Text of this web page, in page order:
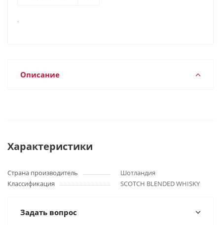
.
Описание
Характеристики
Страна производитель
Шотландия
Классификация
SCOTCH BLENDED WHISKY
Задать вопрос